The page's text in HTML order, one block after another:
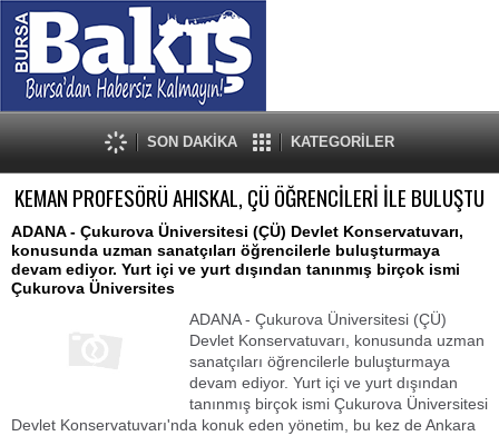
SON DAKİKA KATEGORİLER
KEMAN PROFESÖRÜ AHISKAL, ÇÜ ÖĞRENCİLERİ İLE BULUŞTU
ADANA - Çukurova Üniversitesi (ÇÜ) Devlet Konservatuvarı,
konusunda uzman sanatçıları öğrencilerle buluşturmaya
devam ediyor. Yurt içi ve yurt dışından tanınmış birçok ismi
Çukurova Üniversites
ADANA - Çukurova Üniversitesi (ÇÜ)
Devlet Konservatuvarı, konusunda uzman
sanatçıları öğrencilerle buluşturmaya
devam ediyor. Yurt içi ve yurt dışından
tanınmış birçok ismi Çukurova Üniversitesi
Devlet Konservatuvarı'nda konuk eden yönetim, bu kez de Ankara